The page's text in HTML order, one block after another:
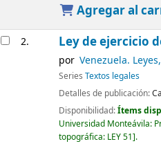
Agregar al
2. Ley de ejercicio
por Venezuela.
Series Textos legales
Detalles de publicación:
Disponibilidad:Ítems
Universidad Monteávila:
topográfica: LEY 51 .